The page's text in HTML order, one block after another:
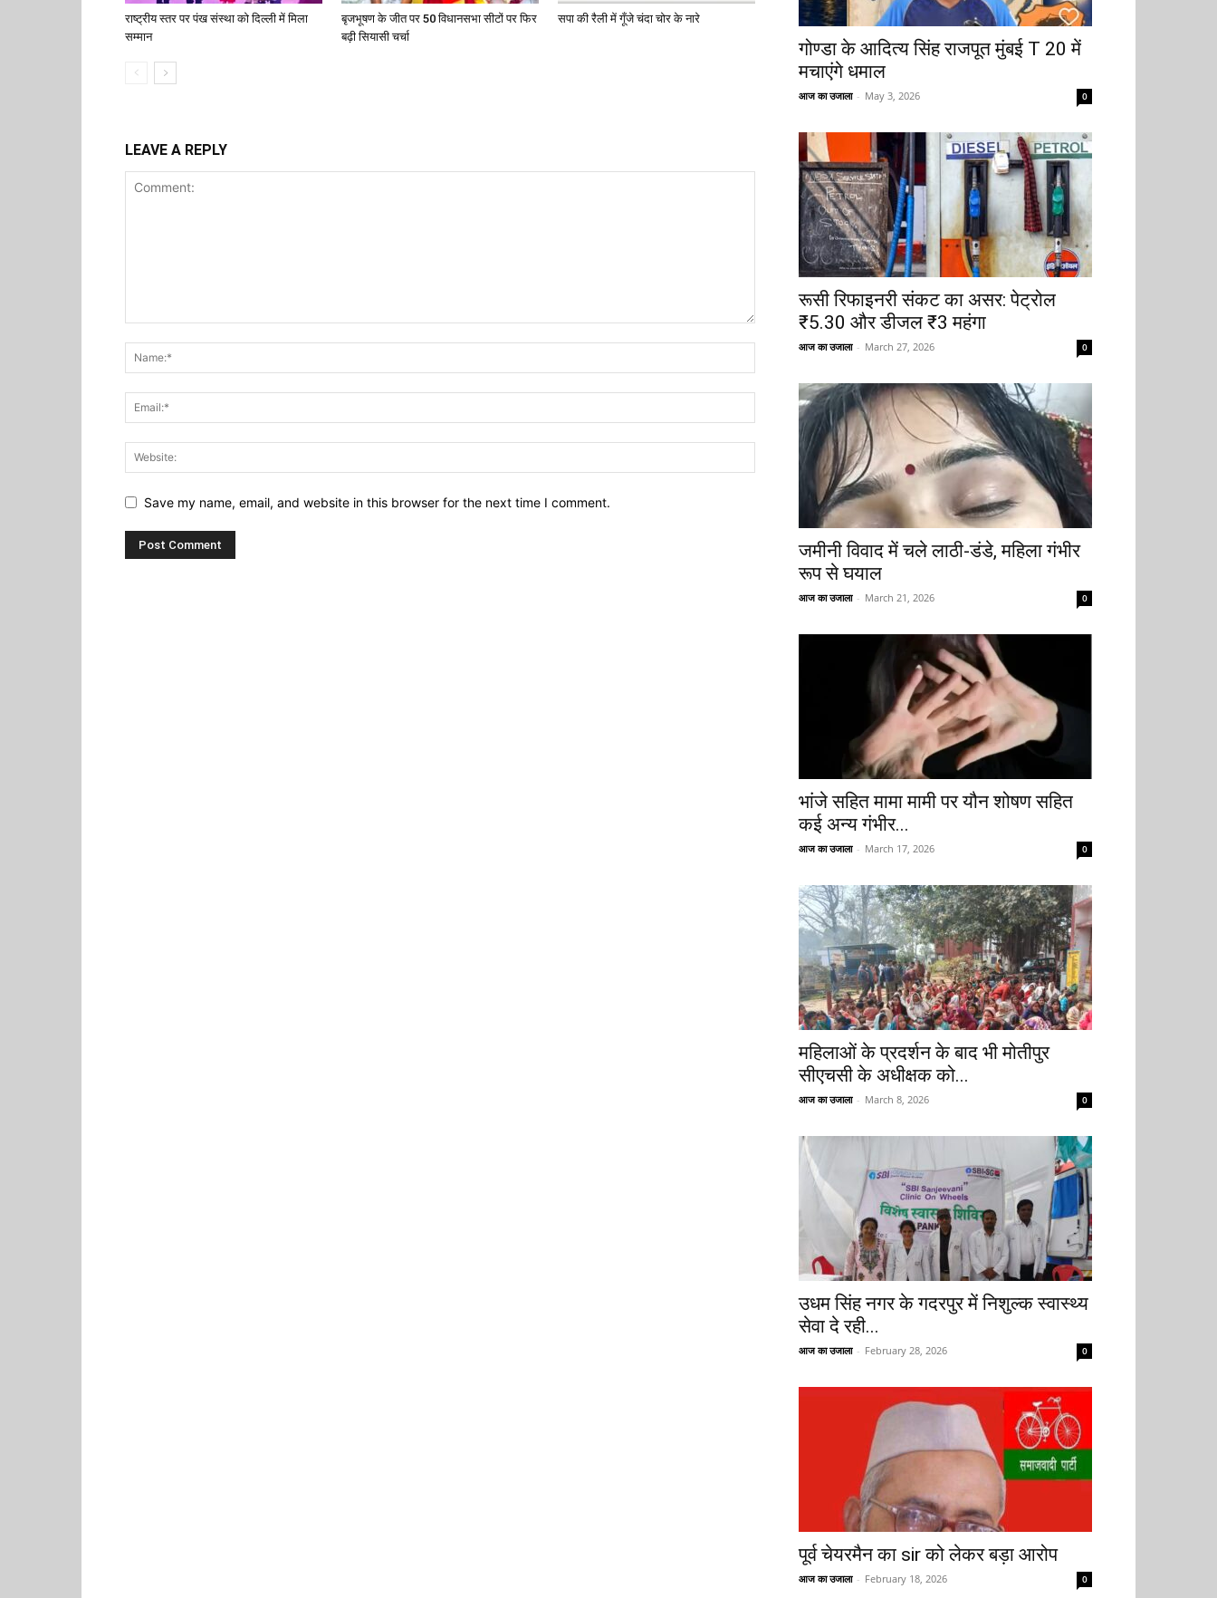
राष्ट्रीय स्तर पर पंख संस्था को दिल्ली में मिला
सम्मान
बृजभूषण के जीत पर 50 विधानसभा सीटों पर फिर
बढ़ी सियासी चर्चा
सपा की रैली में गूँजे चंदा चोर के नारे
LEAVE A REPLY
Save my name, email, and website in this browser for the next time I comment.
गोण्डा के आदित्य सिंह राजपूत मुंबई T 20 में
मचाएंगे धमाल
आज का उजाला - May 3, 2026 0
रूसी रिफाइनरी संकट का असर: पेट्रोल
₹5.30 और डीजल ₹3 महंगा
आज का उजाला - March 27, 2026 0
जमीनी विवाद में चले लाठी-डंडे, महिला गंभीर
रूप से घयाल
आज का उजाला - March 21, 2026 0
भांजे सहित मामा मामी पर यौन शोषण सहित
कई अन्य गंभीर...
आज का उजाला - March 17, 2026 0
महिलाओं के प्रदर्शन के बाद भी मोतीपुर
सीएचसी के अधीक्षक को...
आज का उजाला - March 8, 2026 0
उधम सिंह नगर के गदरपुर में निशुल्क स्वास्थ्य
सेवा दे रही...
आज का उजाला - February 28, 2026 0
पूर्व चेयरमैन का sir को लेकर बड़ा आरोप
आज का उजाला - February 18, 2026 0